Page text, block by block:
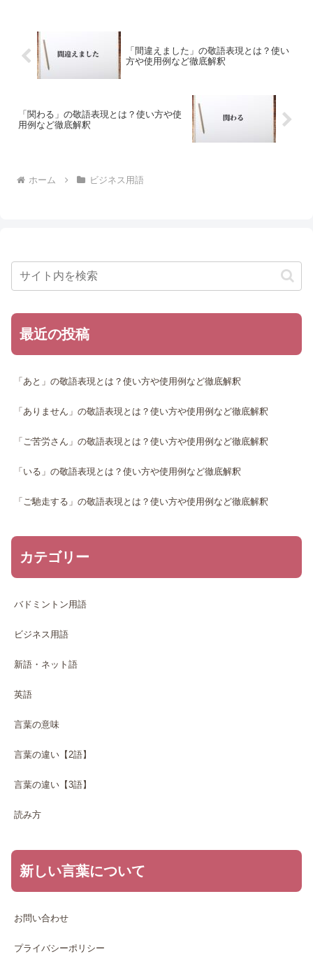
「間違えました」の敬語表現とは？使い
方や使用例など徹底解釈
「関わる」の敬語表現とは？使い方や使
用例など徹底解釈
ホーム ビジネス用語
最近の投稿
「あと」の敬語表現とは？使い方や使用例など徹底解釈
「ありません」の敬語表現とは？使い方や使用例など徹底解釈
「ご苦労さん」の敬語表現とは？使い方や使用例など徹底解釈
「いる」の敬語表現とは？使い方や使用例など徹底解釈
「ご馳走する」の敬語表現とは？使い方や使用例など徹底解釈
カテゴリー
バドミントン用語
ビジネス用語
新語・ネット語
英語
言葉の意味
言葉の違い【2語】
言葉の違い【3語】
読み方
新しい言葉について
お問い合わせ
プライバシーポリシー